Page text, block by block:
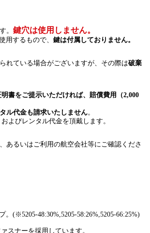
。鍵穴は使用しません。
用するもので、鍵は付属しておりません。
れている場合がございますが、その際は破棄
書をご提示いただければ、賠償費用（2,000
ル代金も請求いたしません。
よびレンタル代金を頂戴します。
あるいはご利用の航空会社等にご確認くださ
(※5205-48:30%,5205-58:26%,5205-66:25%)
スナーを採用しています。